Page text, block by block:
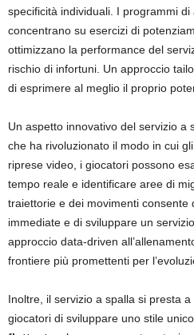
specificità individuali. I programmi
concentrano su esercizi di
ottimizzano la performance del
rischio di infortuni. Un approccio
di esprimere al meglio il proprio
Un aspetto innovativo del servizio a
che ha rivoluzionato il modo in cui
riprese video, i giocatori possono
tempo reale e identificare aree di
traiettorie e dei movimenti consente
immediate e di sviluppare un
approccio data-driven
frontiere più promettenti per
Inoltre, il servizio a spalla si presta
giocatori di sviluppare uno stile